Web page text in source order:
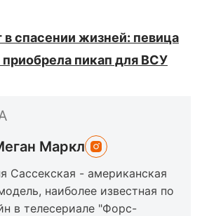
спасении жизней: певица
пикап для ВСУ
Маркл
Сассекская - американская
наиболее известная по
в телесериале "Форс-